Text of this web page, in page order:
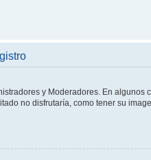
y Moderadores. En
no disfrutaría, como tener su